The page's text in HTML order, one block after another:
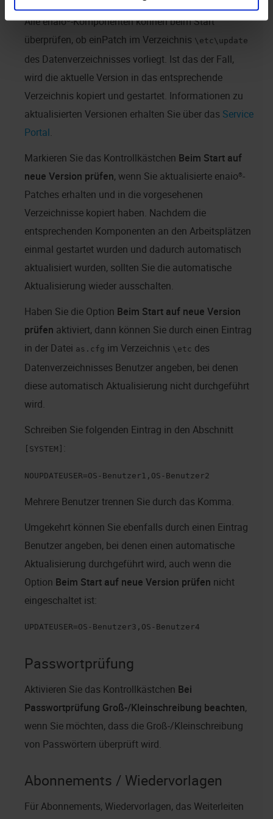
Alleenaio®-Komponenten können beim Start
überprüfen, ob einPatch im Verzeichnis \etc\update
des Datenverzeichnisses vorliegt. Ist das der Fall,
wird die aktuelle Version in das entsprechende
Verzeichnis kopiert und gestartet. Informationen zu
aktualisierten Versionen erhalten Sie über das Service
Portal.
Markieren Sie das Kontrollkästchen Beim Start auf
neue Version prüfen, wenn Sie aktualisierte enaio®-
Patches erhalten und in die vorgesehenen
Verzeichnisse kopiert haben. Nachdem die
entsprechenden Komponenten an den Arbeitsplätzen
einmal gestartet wurden und dadurch automatisch
aktualisiert wurden, sollten Sie die automatische
Aktualisierung wieder ausschalten.
Haben Sie die Option Beim Start auf neue Version
prüfen aktiviert, dann können Sie durch einen Eintrag
in der Datei as.cfg im Verzeichnis \etc des
Datenverzeichnisses Benutzer angeben, bei denen
diese automatisch Aktualisierung nicht durchgeführt
wird.
Schreiben Sie folgenden Eintrag in den Abschnitt
[SYSTEM] :
NOUPDATEUSER=OS-Benutzer1,OS-Benutzer2
Mehrere Benutzer trennen Sie durch das Komma.
Umgekehrt können Sie ebenfalls durch einen Eintrag
Benutzer angeben, bei denen einen automatische
Aktualisierung durchgeführt wird, auch wenn die
Option Beim Start auf neue Version prüfen nicht
eingeschaltet ist:
UPDATEUSER=OS-Benutzer3,OS-Benutzer4
Passwortprüfung
Aktivieren Sie das Kontrollkästchen Bei
Passwortprüfung Groß-/Kleinschreibung beachten,
wenn Sie möchten, dass die Groß-/Kleinschreibung
von Passwörtern überprüft wird.
Abonnements / Wiedervorlagen
Für Abonnements, Wiedervorlagen, das Weiterleiten